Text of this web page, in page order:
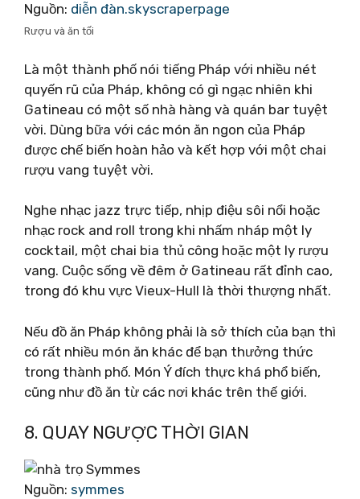
Nguồn: diễn đàn.skyscraperpage
Rượu và ăn tối
Là một thành phố nói tiếng Pháp với nhiều nét
quyến rũ của Pháp, không có gì ngạc nhiên khi
Gatineau có một số nhà hàng và quán bar tuyệt
vời. Dùng bữa với các món ăn ngon của Pháp
được chế biến hoàn hảo và kết hợp với một chai
rượu vang tuyệt vời.
Nghe nhạc jazz trực tiếp, nhịp điệu sôi nổi hoặc
nhạc rock and roll trong khi nhấm nháp một ly
cocktail, một chai bia thủ công hoặc một ly rượu
vang. Cuộc sống về đêm ở Gatineau rất đỉnh cao,
trong đó khu vực Vieux-Hull là thời thượng nhất.
Nếu đồ ăn Pháp không phải là sở thích của bạn thì
có rất nhiều món ăn khác để bạn thưởng thức
trong thành phố. Món Ý đích thực khá phổ biến,
cũng như đồ ăn từ các nơi khác trên thế giới.
8. QUAY NGƯỢC THỜI GIAN
Nguồn: symmes